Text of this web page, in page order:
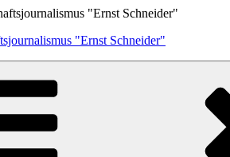
"Ernst Schneider"